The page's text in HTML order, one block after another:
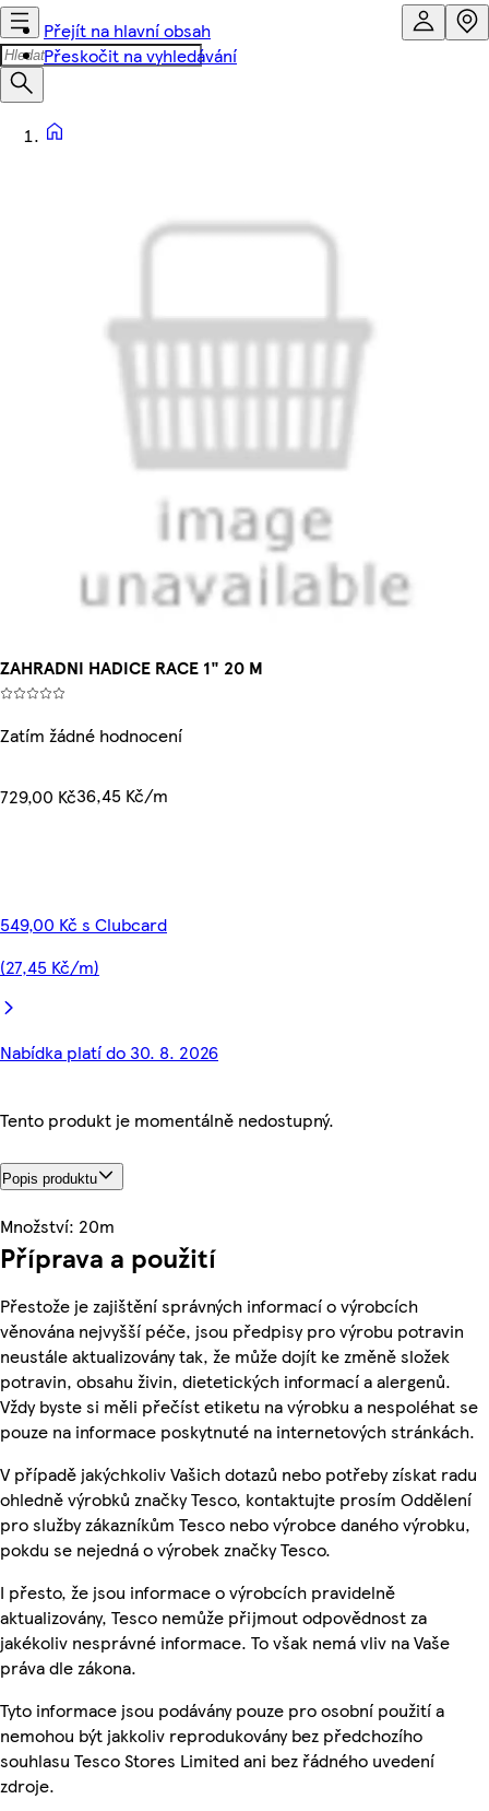
Přejít na hlavní obsah
Přeskočit na vyhledávání
ZAHRADNI HADICE RACE 1" 20 M
Zatím žádné hodnocení
729,00 Kč36,45 Kč/m
549,00 Kč s Clubcard
(27,45 Kč/m)
Nabídka platí do 30. 8. 2026
Tento produkt je momentálně nedostupný.
Popis produktu
Množství: 20m
Příprava a použití
Přestože je zajištění správných informací o výrobcích
věnována nejvyšší péče, jsou předpisy pro výrobu potravin
neustále aktualizovány tak, že může dojít ke změně složek
potravin, obsahu živin, dietetických informací a alergenů.
Vždy byste si měli přečíst etiketu na výrobku a nespoléhat se
pouze na informace poskytnuté na internetových stránkách.
V případě jakýchkoliv Vašich dotazů nebo potřeby získat radu
ohledně výrobků značky Tesco, kontaktujte prosím Oddělení
pro služby zákazníkům Tesco nebo výrobce daného výrobku,
pokdu se nejedná o výrobek značky Tesco.
I přesto, že jsou informace o výrobcích pravidelně
aktualizovány, Tesco nemůže přijmout odpovědnost za
jakékoliv nesprávné informace. To však nemá vliv na Vaše
práva dle zákona.
Tyto informace jsou podávány pouze pro osobní použití a
nemohou být jakkoliv reprodukovány bez předchozího
souhlasu Tesco Stores Limited ani bez řádného uvedení
zdroje.